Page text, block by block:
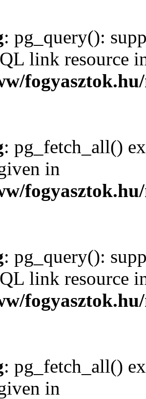
: pg_query():
link resource
: pg_fetch_all()
in
: pg_query():
link resource
: pg_fetch_all()
in